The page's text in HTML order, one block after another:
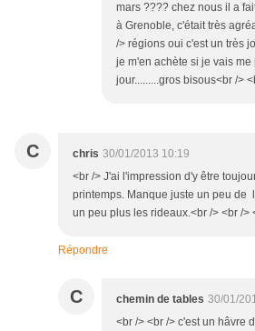
mars ???? chez nous il a
à Grenoble, c'était très
/> régions oui c'est un très
je m'en achète si je vais me
jour.........gros bisous<br />
C chris 30/01/2013 10:19
<br /> J'ai l'impression d'y être
printemps. Manque juste un peu de
un peu plus les rideaux.<br /> <br />
Répondre
C chemin de tables 30/01/
<br /> <br /> c'est un hâvre